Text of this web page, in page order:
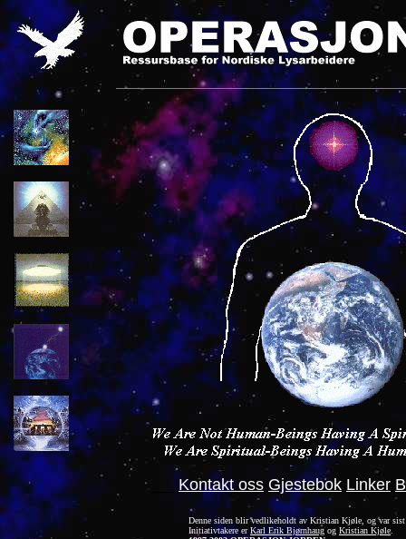
Kontakt oss Gjestebok Linker
Denne siden blir vedlikeholdt av Kristian Kjøle, og var
Initiativtakere erKarl Erik Bjørnhaugog Kristian Kjøle